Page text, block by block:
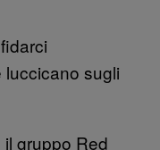
sugli
gruppo Red